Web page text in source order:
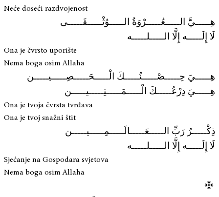
Neće doseći razdvojenost
هِـــــيَّ الـــــعُـــــرْوَةُ الـــــوُثْـــــقَـــــى
لَا إِلَـــــه إِلَّا الـــــلـــــه
Ona je čvrsto uporište
Nema boga osim Allaha
هِـــــيَ حِـــــصْـــــنُـــــكَ الْـــــحَـــــصِـــــيـــــن
هِـــــيَ دِرْعُـــــكَ الْـــــمَـــــتِـــــيـــــن
Ona je tvoja čvrsta tvrđava
Ona je tvoj snažni štit
ذِكْـــــرُ رَبِّ الـــــعَـــــالَـــــمِـــــيـــــن
لَا إِلَـــــه إِلَّا الـــــلـــــه
Sjećanje na Gospodara svjetova
Nema boga osim Allaha